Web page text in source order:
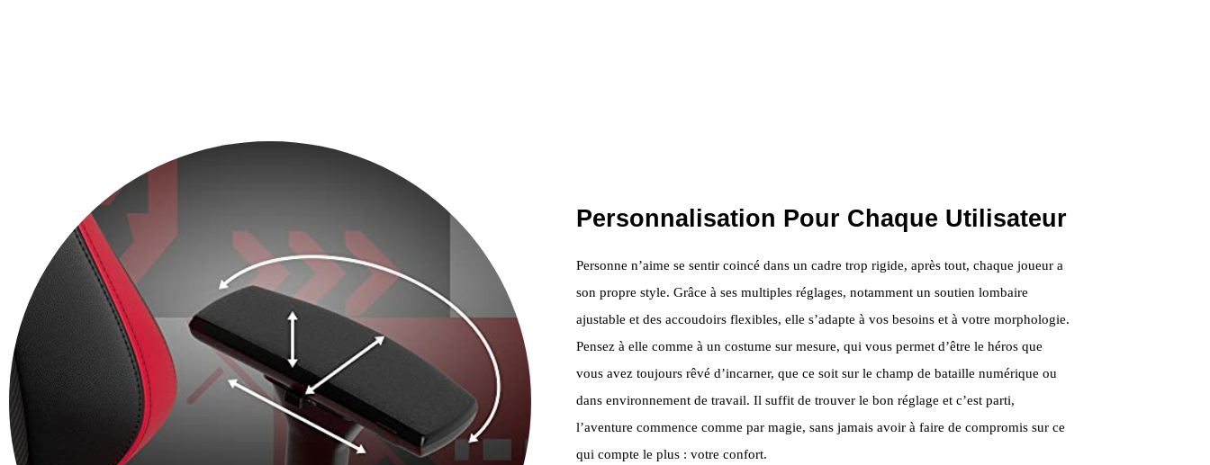
Personnalisation Pour Chaque Utilisateur
Personne n’aime se sentir coincé dans un cadre trop rigide, après tout, chaque joueur a
son propre style. Grâce à ses multiples réglages, notamment un soutien lombaire
ajustable et des accoudoirs flexibles, elle s’adapte à vos besoins et à votre morphologie.
Pensez à elle comme à un costume sur mesure, qui vous permet d’être le héros que
vous avez toujours rêvé d’incarner, que ce soit sur le champ de bataille numérique ou
dans environnement de travail. Il suffit de trouver le bon réglage et c’est parti,
l’aventure commence comme par magie, sans jamais avoir à faire de compromis sur ce
qui compte le plus : votre confort.